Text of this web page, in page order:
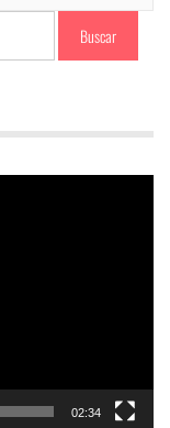
02:34